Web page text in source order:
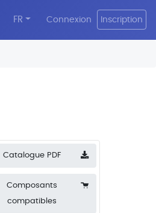
FR Connexion Inscription
Catalogue PDF
Composants
compatibles